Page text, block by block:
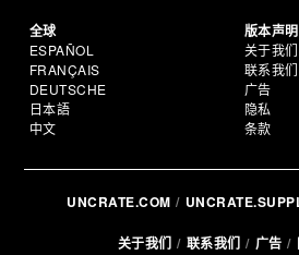
全球
ESPAÑOL
FRANÇAIS
DEUTSCHE
日本語
中文
版本声明
关于我们
联系我们
广告
隐私
条款
UNCRATE.COM
关于我们 联系我们 广告